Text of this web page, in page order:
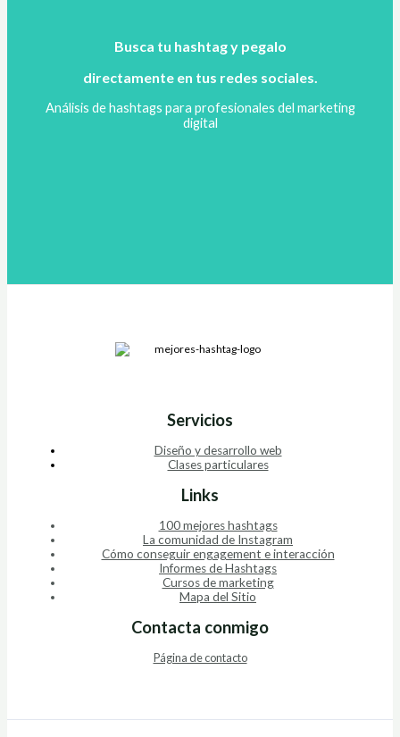
Busca tu hashtag y pegalo
directamente en tus redes sociales.
Análisis de hashtags para profesionales del marketing
digital
Servicios
Diseño y desarrollo web
Clases particulares
Links
100 mejores hashtags
La comunidad de Instagram
Cómo conseguir engagement e interacción
Informes de Hashtags
Cursos de marketing
Mapa del Sitio
Contacta conmigo
Página de contacto